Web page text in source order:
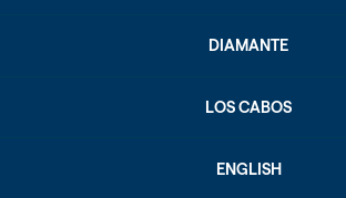
DIAMANTE
LOS CABOS
ENGLISH